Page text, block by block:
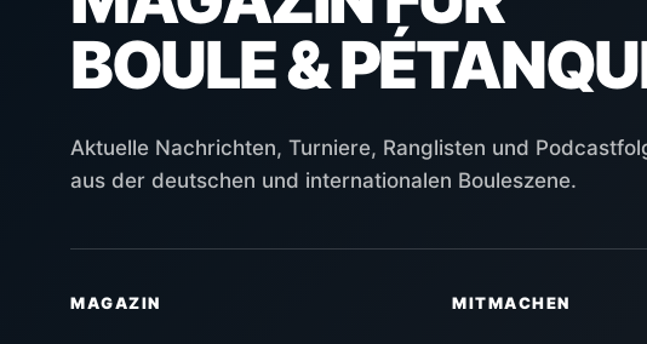
BOULE &
Aktuelle Nachrichten, Turniere, Ranglisten und
aus der deutschen und internationalen Bouleszene.
MAGAZIN MITMACHEN